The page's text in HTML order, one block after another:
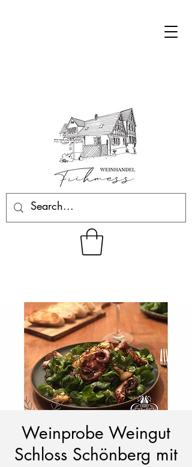
Weinprobe Weingut
Schloss Schönberg mit